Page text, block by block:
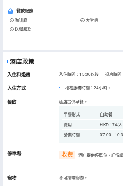
餐飲服務
咖啡廳 大堂吧
送餐服務
酒店政策
入住和退房 入住時間：15:00以後 退房時間
入住方式 櫃枱服務時間：24小時。
餐飲 酒店提供早餐。
早餐形式
自助餐
費用
HKD 174/人
營業時間
07:00 -
停車場 收费 酒店提供停車位，詳情
寵物 不可攜帶寵物。